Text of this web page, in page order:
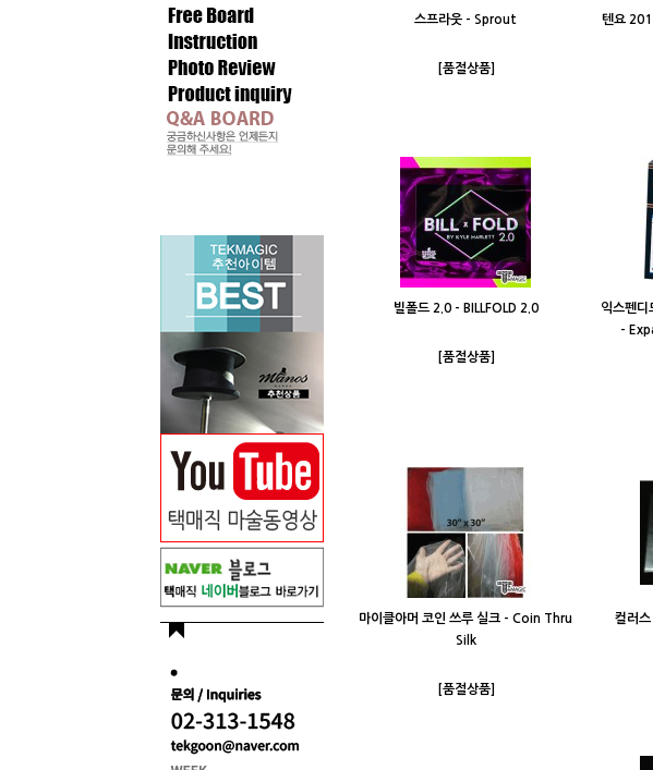
스프라웃 - Sprout
[품절상품]
텐요
빌폴드 2.0 - BILLFOLD 2.0
[품절상품]
익스펜디
-
마이클아머 코인 쓰루 실크 - Coin Thru
Silk
[품절상품]
컬러